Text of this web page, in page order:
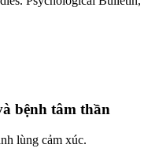
bệnh tâm thần
lùng cảm xúc.